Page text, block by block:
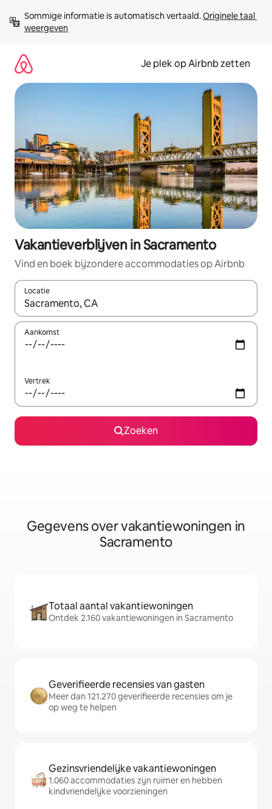
direct
naar
Sommige informatie is automatisch vertaald. Originele taal
weergeven
Je plek op Airbnb zetten
Vakantieverblijven in Sacramento
Vind en boek bijzondere accommodaties op Airbnb
Locatie
Wanneer er resultaten beschikbaar zijn, maak je een keuze
Aankomst
Vertrek
Zoeken
Gegevens over vakantiewoningen in
Sacramento
Totaal aantal vakantiewoningen
Ontdek 2.160 vakantiewoningen in Sacramento
Geverifieerde recensies van gasten
Meer dan 121.270 geverifieerde recensies om je
op weg te helpen
Gezinsvriendelijke vakantiewoningen
1.060 accommodaties zijn ruimer en hebben
kindvriendelijke voorzieningen